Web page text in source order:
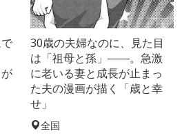
30歳の夫婦なのに、見た目
は「祖母と孫」――。急激
に老いる妻と成長が止まっ
た夫の漫画が描く「歳と幸
せ」
全国